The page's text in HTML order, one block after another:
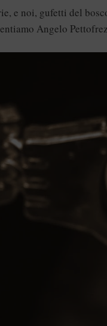
e noi, gufetti del
Angelo